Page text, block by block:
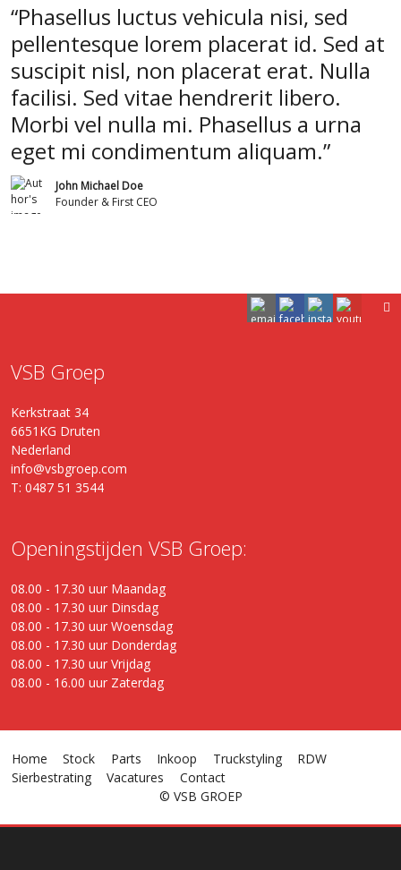
Phasellus luctus vehicula nisi, sed
pellentesque lorem placerat id. Sed at
suscipit nisl, non placerat erat. Nulla
facilisi. Sed vitae hendrerit libero.
Morbi vel nulla mi. Phasellus a urna
eget mi condimentum aliquam.
John Michael Doe
Founder & First CEO
VSB Groep
Kerkstraat 34
6651KG Druten
Nederland
info@vsbgroep.com
T: 0487 51 3544
Openingstijden VSB Groep:
08.00 - 17.30 uur Maandag
08.00 - 17.30 uur Dinsdag
08.00 - 17.30 uur Woensdag
08.00 - 17.30 uur Donderdag
08.00 - 17.30 uur Vrijdag
08.00 - 16.00 uur Zaterdag
Home Stock Parts Inkoop Truckstyling
RDW
Sierbestrating
Vacatures
Contact
© VSB GROEP